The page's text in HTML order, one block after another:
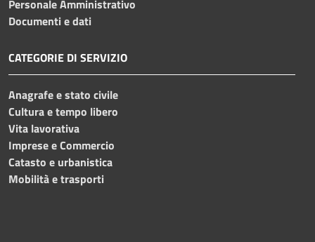
Personale Amministrativo
Documenti e dati
CATEGORIE DI SERVIZIO
Anagrafe e stato civile
Cultura e tempo libero
Vita lavorativa
Imprese e Commercio
Catasto e urbanistica
Mobilità e trasporti